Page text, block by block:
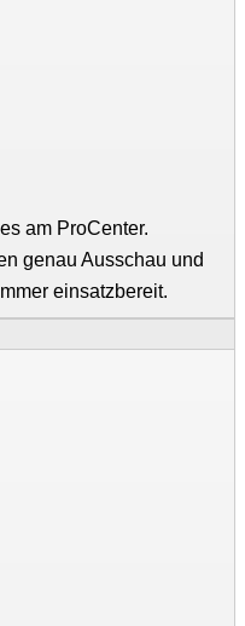
am ProCenter.
genau Ausschau und
einsatzbereit.